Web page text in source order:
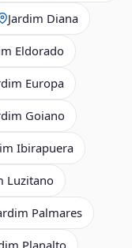
Jardim Diana
Eldorado
Europa
Goiano
Ibirapuera
Luzitano
Palmares
Planalto